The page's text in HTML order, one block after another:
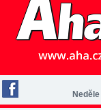
Deník
Neděle